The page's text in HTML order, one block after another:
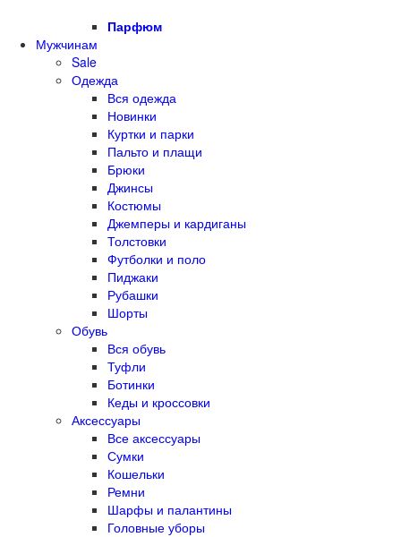
Парфюм
Мужчинам
Sale
Одежда
Вся одежда
Новинки
Куртки и парки
Пальто и плащи
Брюки
Джинсы
Костюмы
Джемперы и кардиганы
Толстовки
Футболки и поло
Пиджаки
Рубашки
Шорты
Обувь
Вся обувь
Туфли
Ботинки
Кеды и кроссовки
Аксессуары
Все аксессуары
Сумки
Кошельки
Ремни
Шарфы и палантины
Головные уборы